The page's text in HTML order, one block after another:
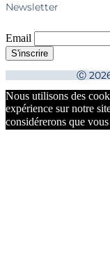
Newsletter
Email
Ⓒ
Nous utilisons des
expérience sur notre
considérerons que